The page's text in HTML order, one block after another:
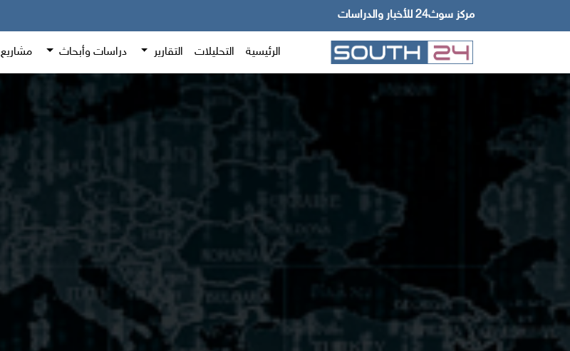
مركز سوث24 للأخبار والدراسات
الرئيسية التحليلات التقارير دراسات وأبحاث مشاريع